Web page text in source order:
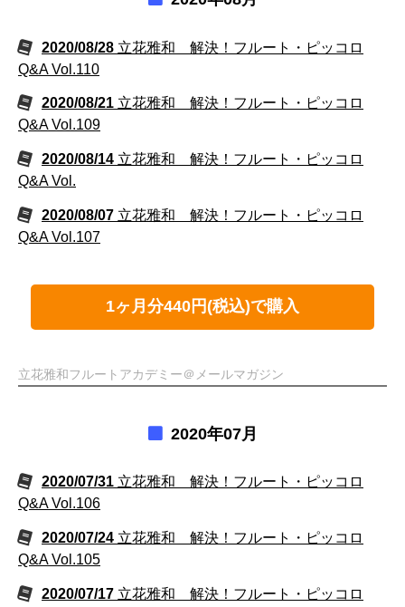
2020/08/28 立花雅和 解決！フルート・ピッコロ
Q&A Vol.110
2020/08/21 立花雅和 解決！フルート・ピッコロ
Q&A Vol.109
2020/08/14 立花雅和 解決！フルート・ピッコロ
Q&A Vol.
2020/08/07 立花雅和 解決！フルート・ピッコロ
Q&A Vol.107
1ヶ月分440円(税込)で購入
立花雅和フルートアカデミー＠メールマガジン
2020年07月
2020/07/31 立花雅和 解決！フルート・ピッコロ
Q&A Vol.106
2020/07/24 立花雅和 解決！フルート・ピッコロ
Q&A Vol.105
2020/07/17 立花雅和 解決！フルート・ピッコロ